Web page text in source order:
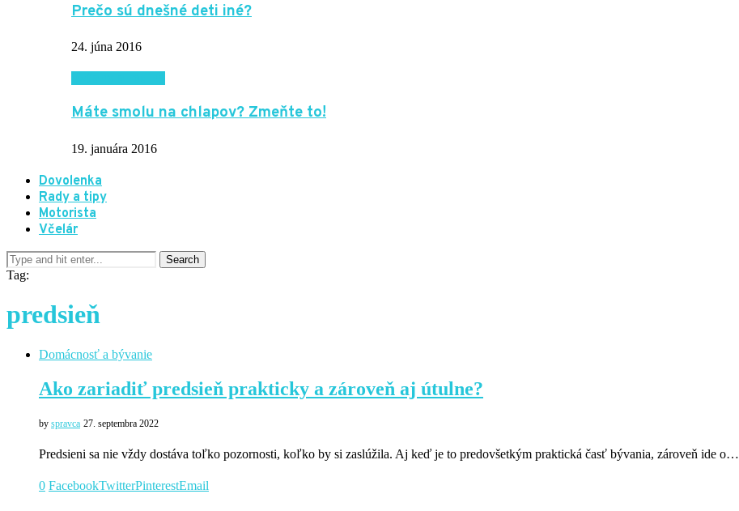
Prečo sú dnešné deti iné?
24. júna 2016
Máte smolu na chlapov? Zmeňte to!
19. januára 2016
Dovolenka
Rady a tipy
Motorista
Včelár
Tag:
predsieň
Domácnosť a bývanie
Ako zariadiť predsieň prakticky a zároveň aj útulne?
by spravca 27. septembra 2022
Predsieni sa nie vždy dostáva toľko pozornosti, koľko by si zaslúžila. Aj keď je to predovšetkým praktická časť bývania, zároveň ide o…
0 FacebookTwitterPinterestEmail